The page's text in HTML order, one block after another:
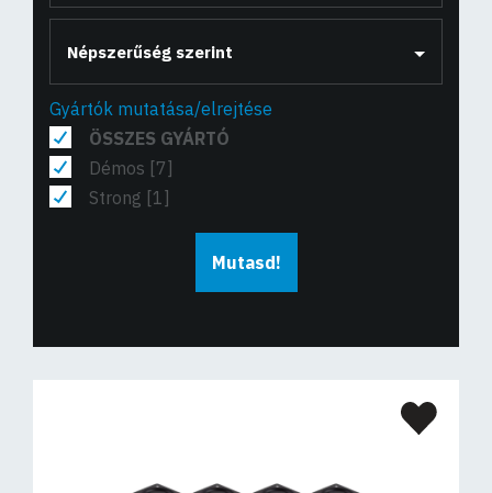
Népszerűség szerint
Gyártók mutatása/elrejtése
ÖSSZES GYÁRTÓ
Démos [7]
Strong [1]
Mutasd!